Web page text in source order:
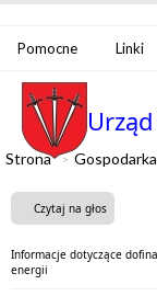
Pomocne Linki
Strona Gospodarka
Czytaj na głos
Informacje dotyczące
energii